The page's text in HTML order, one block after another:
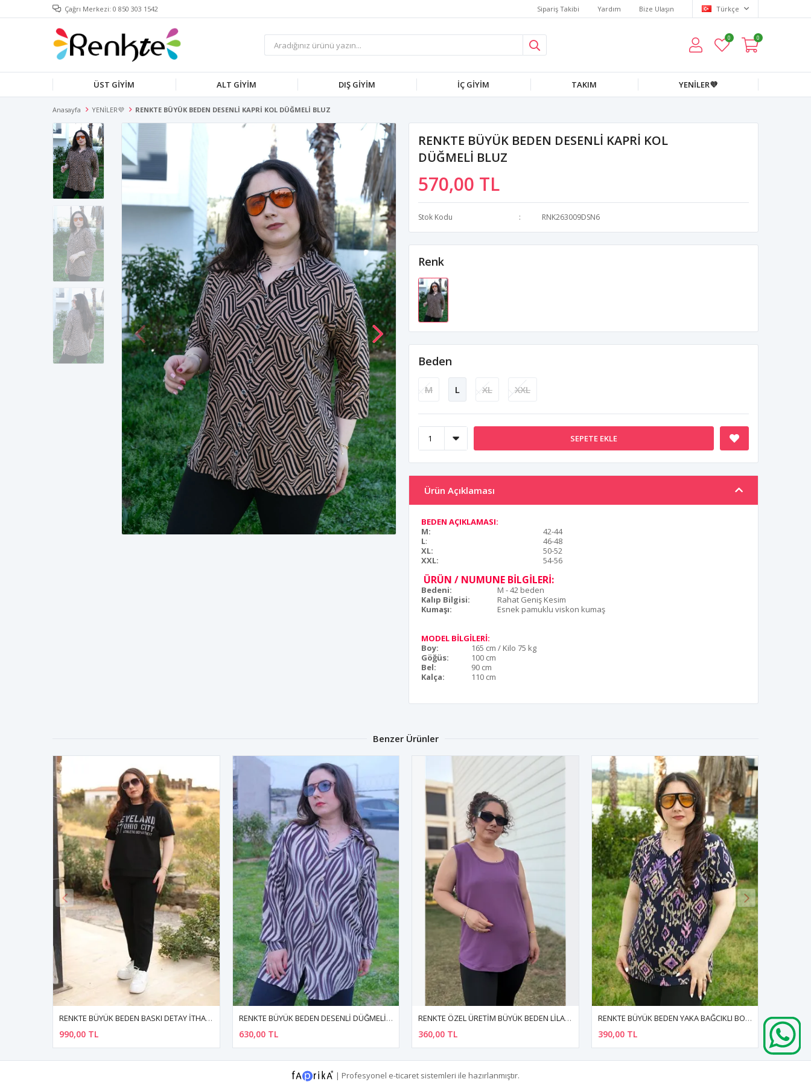
Çağrı Merkezi: 0 850 303 1542 Sipariş Takibi Yardım Bize Ulaşın Türkçe
0 0
ÜST GİYİM ALT GİYİM DIŞ GİYİM İÇ GİYİM TAKIM YENİLER💜
Anasayfa YENİLER💜 RENKTE BÜYÜK BEDEN DESENLİ KAPRİ KOL DÜĞMELİ BLUZ
RENKTE BÜYÜK BEDEN DESENLİ KAPRİ KOL
DÜĞMELİ BLUZ
570,00 TL
Stok Kodu RNK263009DSN6
Renk
Beden
M L XL XXL
SEPETE EKLE
Ürün Açıklaması
BEDEN AÇIKLAMASI:
M:
42-44
L:
46-48
XL:
50-52
XXL:
54-56
ÜRÜN / NUMUNE BİLGİLERİ:
Bedeni:
M - 42 beden
Kalıp Bilgisi:
Rahat Geniş Kesim
Kumaşı:
Esnek pamuklu viskon kumaş
MODEL BİLGİLERİ:
Boy:
165 cm / Kilo 75 kg
Göğüs:
100 cm
Bel:
90 cm
Kalça:
110 cm
Benzer Ürünler
RENKTE BÜYÜK BEDEN BASKI DETAY İTHAL KUMAŞ SİYAH TAKIM RENKTE BÜYÜK BEDEN DESENLİ DÜĞMELİ GÖMLEK RENKTE ÖZEL ÜRETİM BÜYÜK BEDEN LİLA KALIN ASKILI ATLET RENKTE BÜYÜK BEDEN YAKA BAĞCIKLI BONCUKLU DESENLİ BLUZ RENKTE BÜYÜK BEDEN TAŞ İŞLEMELİ KIRMIZI BLUZ
| Profesyonel e-ticaret sistemleri ile hazırlanmıştır.